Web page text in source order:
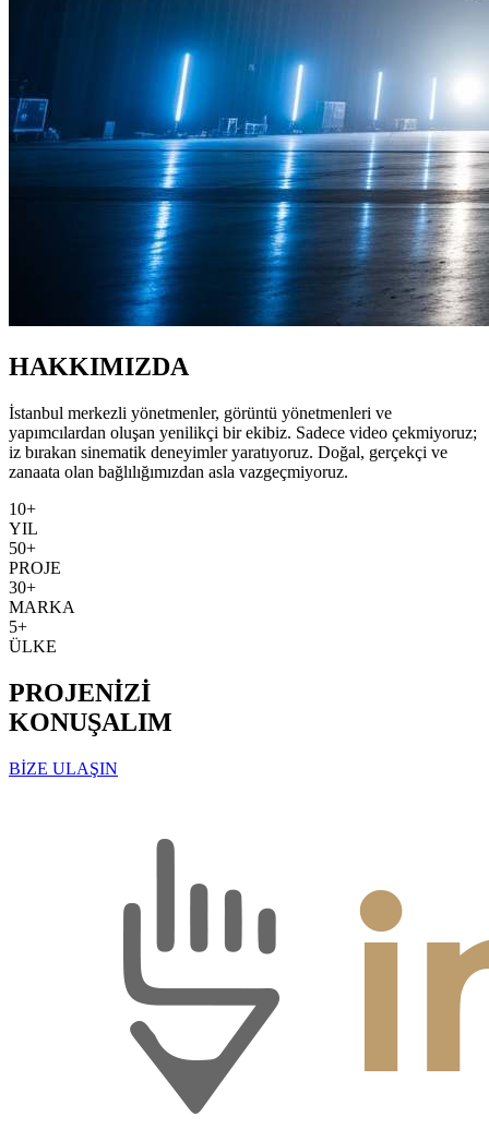
HAKKIMIZDA
İstanbul merkezli yönetmenler, görüntü yönetmenleri ve
yapımcılardan oluşan yenilikçi bir ekibiz. Sadece video çekmiyoruz;
iz bırakan sinematik deneyimler yaratıyoruz. Doğal, gerçekçi ve
zanaata olan bağlılığımızdan asla vazgeçmiyoruz.
10+
YIL
50+
PROJE
30+
MARKA
5+
ÜLKE
PROJENİZİ
KONUŞALIM
BİZE ULAŞIN